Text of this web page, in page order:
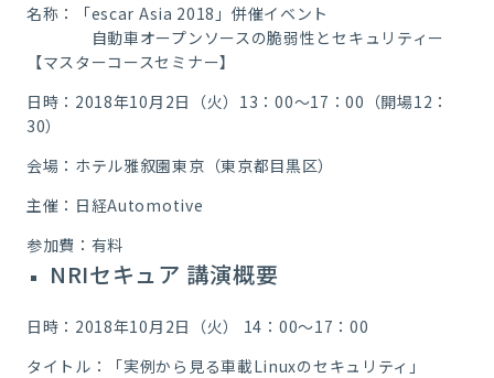
名称：「escar Asia 2018」併催イベント
自動車オープンソースの脆弱性とセキュリティー
【マスターコースセミナー】
日時：2018年10月2日（火）13：00～17：00（開場12：
30）
会場：ホテル雅叙園東京（東京都目黒区）
主催：日経Automotive
参加費：有料
NRIセキュア 講演概要
日時：2018年10月2日（火） 14：00～17：00
タイトル：「実例から見る車載Linuxのセキュリティ」